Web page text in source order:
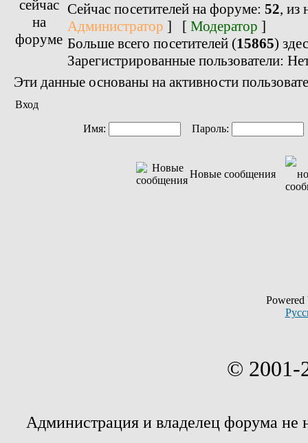
Сейчас посетителей на форуме: 52, из
Администратор ] [ Модератор ]
Больше всего посетителей (15865)
Зарегистрированные пользователи:
Эти данные основаны на активности
Вход
Имя: Пароль:
Новые сообщения
© 2001-
Администрация и владелец форума не